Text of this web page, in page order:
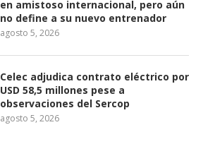
en amistoso internacional, pero aún
no define a su nuevo entrenador
agosto 5, 2026
Celec adjudica contrato eléctrico por
USD 58,5 millones pese a
observaciones del Sercop
agosto 5, 2026